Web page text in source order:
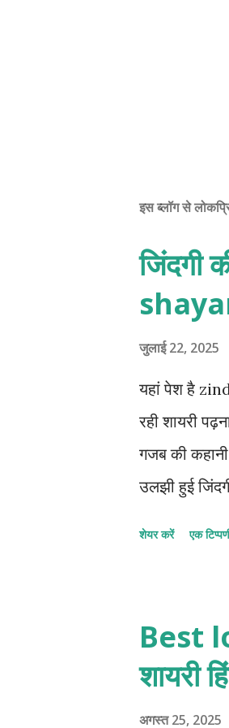
इस ब्लॉग से
जिंदगी
जुलाई 22, 2025
यहां पेश है
रही शायरी
गजब की
उलझी हुई
हसरतों के
गिरा दिया
लिखने का
नहीं हुई। 6.
शेयर करें एक
Best
शायरी
अगस्त 25, 2025